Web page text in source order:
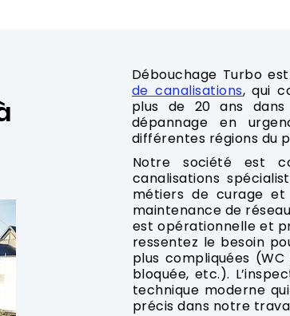
Débouchage Turbo
de canalisations, qui
plus de 20 ans
dépannage en
différentes régions du
Notre société est
canalisations
métiers de curage
maintenance de
est opérationnelle et
ressentez le besoin
plus compliquées
bloquée, etc.).
technique moderne
précis dans notre